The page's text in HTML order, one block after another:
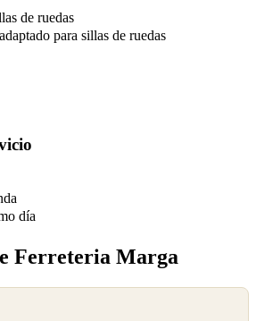
de ruedas
para sillas de ruedas
día
Ferreteria Marga